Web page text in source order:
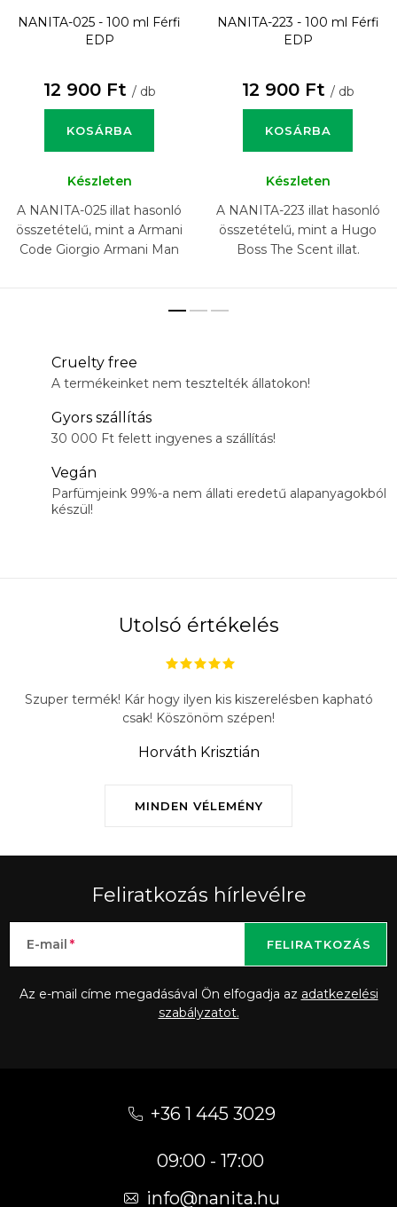
NANITA-025 - 100 ml
Férfi
EDP
12 900 Ft / db
KOSÁRBA
Készleten
A NANITA-025 illat hasonló
összetételű, mint a Armani
Code Giorgio Armani Man
NANITA-223 - 100 ml
Férfi
EDP
12 900 Ft / db
KOSÁRBA
Készleten
A NANITA-223 illat hasonló
összetételű, mint a Hugo
Boss The Scent illat.
Cruelty free
A termékeinket nem tesztelték állatokon!
Gyors szállítás
30 000 Ft felett ingyenes a szállítás!
Vegán
Parfümjeink 99%-a nem állati eredetű alapanyagokból
készül!
Utolsó értékelés
MINDEN VÉLEMÉNY
Szuper termék! Kár hogy ilyen kis kiszerelésben kapható
csak! Köszönöm szépen!
Horváth Krisztián
Feliratkozás hírlevélre
E-mail
Az e-mail címe megadásával Ön elfogadja az adatkezelési
szabályzatot.
FELIRATKOZÁS
+36 1 445 3029
09:00 - 17:00
info@nanita.hu